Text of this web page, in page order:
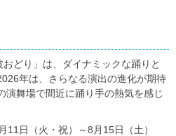
どり」は、ダイナミックな踊りと
年は、さらなる演出の進化が期待
演舞場で間近に踊り手の熱気を感じ
11日（火・祝）～8月15日（土）